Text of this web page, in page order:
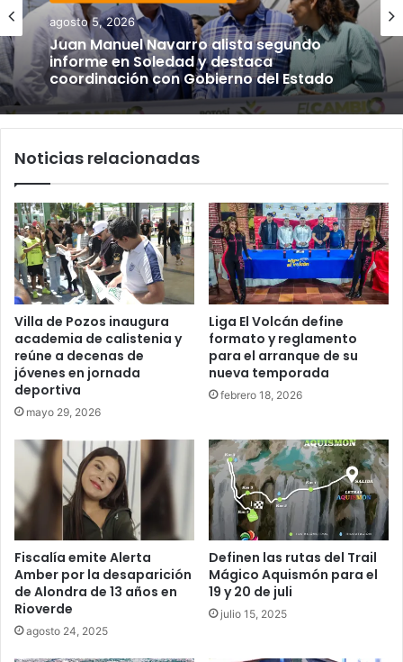
agosto 5, 2026
Juan Manuel Navarro alista segundo
informe en Soledad y destaca
coordinación con Gobierno del Estado
Noticias relacionadas
Villa de Pozos inaugura
academia de calistenia y
reúne a decenas de
jóvenes en jornada
deportiva
mayo 29, 2026
Liga El Volcán define
formato y reglamento
para el arranque de su
nueva temporada
febrero 18, 2026
Fiscalía emite Alerta
Amber por la desaparición
de Alondra de 13 años en
Rioverde
agosto 24, 2025
Definen las rutas del Trail
Mágico Aquismón para el
19 y 20 de juli
julio 15, 2025